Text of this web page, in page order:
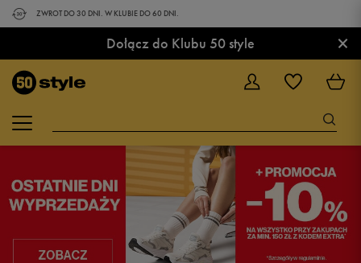
ZWROT DO 30 DNI. W KLUBIE DO 60 DNI.
Dołącz do Klubu 50 style ×